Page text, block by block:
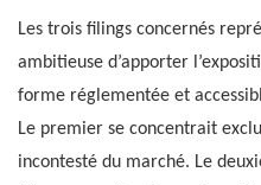
Les trois filings concernés
ambitieuse d’apporter
forme réglementée et
Le premier se concentrait
incontesté du marché. Le